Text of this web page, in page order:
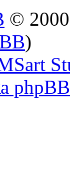
©
)
phpBB